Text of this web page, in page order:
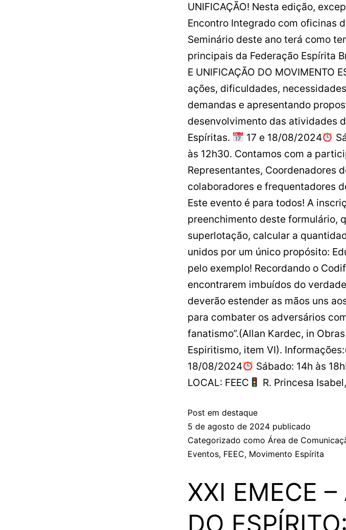
UNIFICAÇÃO! Nesta edição,
Encontro Integrado com oficinas
Seminário deste ano terá como
principais da Federação Espírita
E UNIFICAÇÃO DO MOVIMENTO
ações, dificuldades,
demandas e apresentando
desenvolvimento das atividades
Espíritas.
17 e 18/08/2024
às 12h30. Contamos com a
Representantes, Coordenadores
colaboradores e frequentadores
Este evento é para todos! A
preenchimento deste formulário,
superlotação, calcular a
unidos por um único propósito:
pelo exemplo! Recordando o
encontrarem imbuídos do
deverão estender as mãos uns
para combater os adversários
fanatismo”.(Allan Kardec, in
Espiritismo, item VI).
18/08/2024
Sábado: 14h às
LOCAL: FEEC
R. Princesa
Post em destaque
5 de agosto de 2024 publicado
Categorizado como Área de
Eventos, FEEC, Movimento Espírita
XXI EMECE
DO